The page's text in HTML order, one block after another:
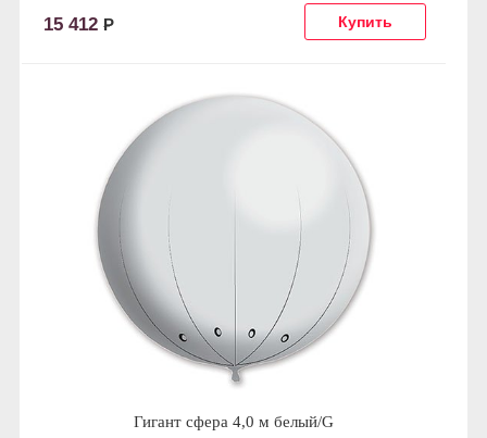
15 412 Р
Гигант сфера 4,0 м белый/G